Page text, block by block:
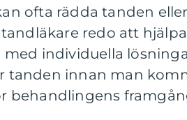
ofta rädda tanden
redo att
med individuella
tanden innan man
behandlingens